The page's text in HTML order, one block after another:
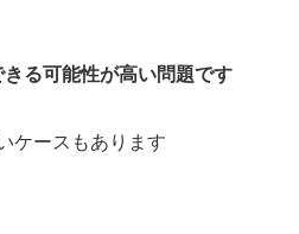
る可能性が高い問題です
ケースもあります